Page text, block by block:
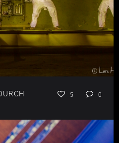
5 0